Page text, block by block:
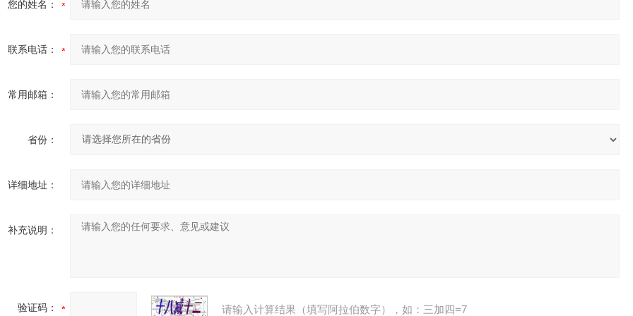
您的姓名：
联系电话：
常用邮箱：
省份：
详细地址：
补充说明：
验证码： 请输入计算结果（填写阿拉伯数字），如：三加四=7